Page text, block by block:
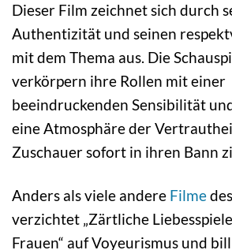
Dieser Film zeichnet sich durch
Authentizität und seinen
mit dem Thema aus. Die
verkörpern ihre Rollen mit einer
beeindruckenden Sensibilität
eine Atmosphäre der
Zuschauer sofort in ihren Bann
Anders als viele andere Filme
verzichtet „Zärtliche
Frauen“ auf Voyeurismus und